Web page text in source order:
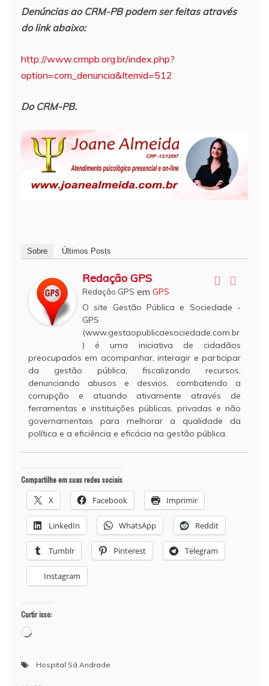
Denúncias ao CRM-PB podem ser feitas através
do link abaixo:
http://www.crmpb.org.br/index.php?
option=com_denuncia&Itemid=512
Do CRM-PB.
Sobre Últimos Posts
Redação GPS
Redação GPS em GPS
O site Gestão Pública e Sociedade -
GPS
(www.gestaopublicaesociedade.com.br
) é uma iniciativa de cidadãos
preocupados em acompanhar, interagir e participar
da gestão pública, fiscalizando recursos,
denunciando abusos e desvios, combatendo a
corrupção e atuando ativamente através de
ferramentas e instituições públicas, privadas e não
governamentais para melhorar a qualidade da
política e a eficiência e eficácia na gestão pública.
Compartilhe em suas redes sociais
X Facebook Imprimir
LinkedIn WhatsApp Reddit
Tumblr Pinterest Telegram
Instagram
Curtir isso:
Carregando...
Hospital Sá Andrade